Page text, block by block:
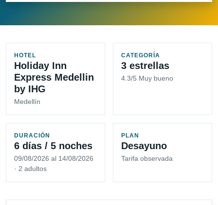
HOTEL
Holiday Inn
Express Medellin
by IHG
Medellín
CATEGORÍA
3 estrellas
4.3/5 Muy bueno
DURACIÓN
6 días / 5 noches
09/08/2026 al 14/08/2026
· 2 adultos
PLAN
Desayuno
Tarifa observada